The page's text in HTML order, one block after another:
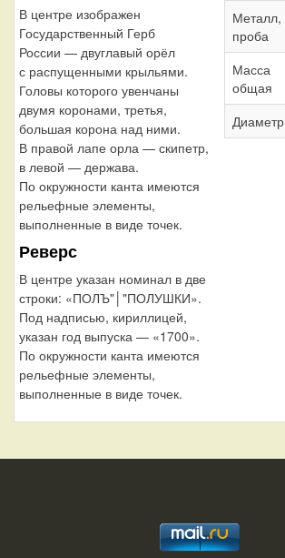
В центре изображен
Государственный Герб
России — двуглавый орёл
с распущенными крыльями.
Головы которого увенчаны
двумя коронами, третья,
большая корона над ними.
В правой лапе орла — скипетр,
в левой — держава.
По окружности канта имеются
рельефные элементы,
выполненные в виде точек.
Реверс
В центре указан номинал в две
строки: «ПОЛЪ"│"ПОЛУШКИ».
Под надписью, кириллицей,
указан год выпуска — «1700».
По окружности канта имеются
рельефные элементы,
выполненные в виде точек.
Металл,
проба
Масса
общая
Диаметр